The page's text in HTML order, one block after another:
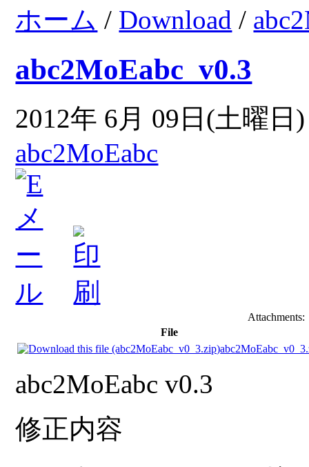
ホーム / Download /
abc2MoEabc_v0.3
2012年 6月 09日(土曜日
abc2MoEabc
Attachments:
File
abc2MoEabc v0.3
修正内容